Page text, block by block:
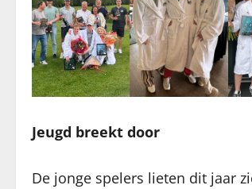
Jeugd breekt door
De jonge spelers lieten dit jaar